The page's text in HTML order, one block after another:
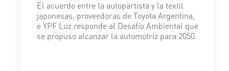
El acuerdo entre la autopartista y la textil
japonesas, proveedoras de Toyota Argentina,
e YPF Luz responde al Desafío Ambiental que
se propuso alcanzar la automotriz para 2050.